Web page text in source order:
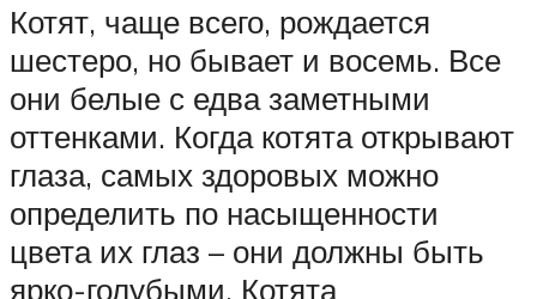
Котят, чаще всего, рождается
шестеро, но бывает и восемь. Все
они белые с едва заметными
оттенками. Когда котята открывают
глаза, самых здоровых можно
определить по насыщенности
цвета их глаз – они должны быть
ярко-голубыми. Котята